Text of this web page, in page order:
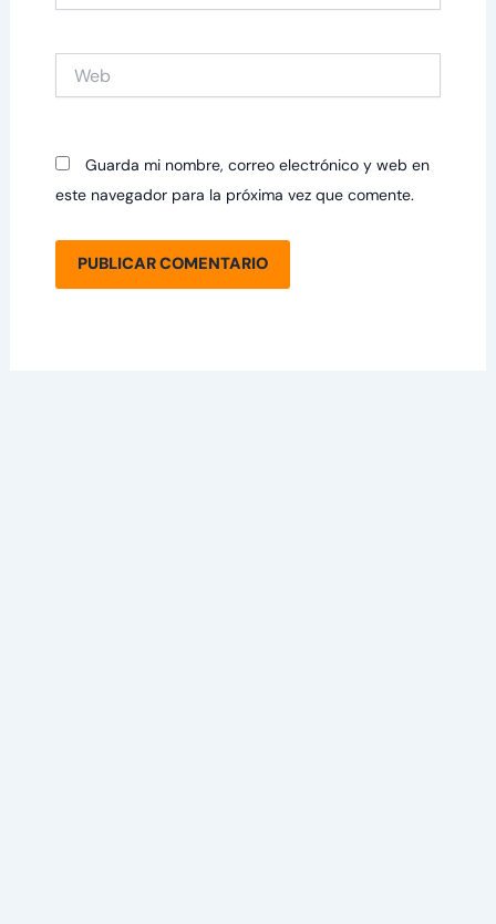
Guarda mi nombre, correo electrónico y web en
este navegador para la próxima vez que comente.